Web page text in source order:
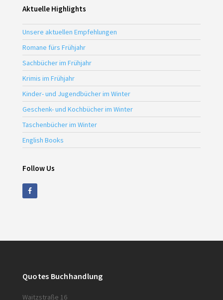
Aktuelle Highlights
Unsere aktuellen Empfehlungen
Romane fürs Frühjahr
Sachbücher im Frühjahr
Krimis im Frühjahr
Kinder- und Jugendbücher im Winter
Geschenk- und Kochbücher im Winter
Taschenbücher im Winter
English Books
Follow Us
Quotes Buchhandlung
Waitzstraße 16